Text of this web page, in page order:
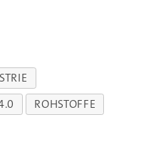
ROHSTOFFE